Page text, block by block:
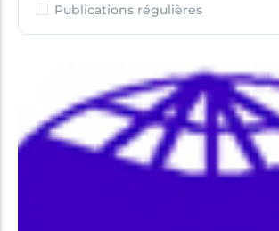
Publications régulières